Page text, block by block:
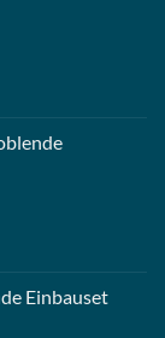
Einbauset